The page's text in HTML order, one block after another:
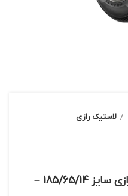
لاستیک رازی
لاستیک خودرو 405 برند رازی سایز 185/65/14 –